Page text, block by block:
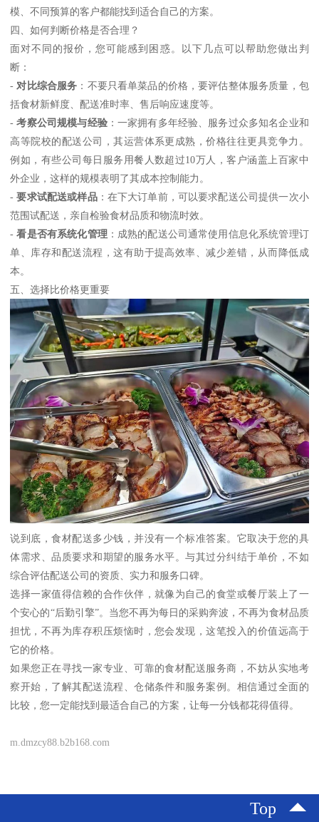
模、不同预算的客户都能找到适合自己的方案。
四、如何判断价格是否合理？
面对不同的报价，您可能感到困惑。以下几点可以帮助您做出判
断：
-对比综合服务 ：不要只看单菜品的价格，要评估整体服务质量，包
括食材新鲜度、配送准时率、售后响应速度等。
-考察公司规模与经验：一家拥有多年经验、服务过众多知名企业和
高等院校的配送公司，其运营体系更成熟，价格往往更具竞争力。
例如，有些公司每日服务用餐人数超过10万人，客户涵盖上百家中
外企业，这样的规模表明了其成本控制能力。
-要求试配送或样品：在下大订单前，可以要求配送公司提供一次小
范围试配送，亲自检验食材品质和物流时效。
-看是否有系统化管理：成熟的配送公司通常使用信息化系统管理订
单、库存和配送流程，这有助于提高效率、减少差错，从而降低成
本。
五、选择比价格更重要
说到底，食材配送多少钱，并没有一个标准答案。它取决于您的具
体需求、品质要求和期望的服务水平。与其过分纠结于单价，不如
综合评估配送公司的资质、实力和服务口碑。
选择一家值得信赖的合作伙伴，就像为自己的食堂或餐厅装上了一
个安心的“后勤引擎”。当您不再为每日的采购奔波，不再为食材品质
担忧，不再为库存积压烦恼时，您会发现，这笔投入的价值远高于
它的价格。
如果您正在寻找一家专业、可靠的食材配送服务商，不妨从实地考
察开始，了解其配送流程、仓储条件和服务案例。相信通过全面的
比较，您一定能找到最适合自己的方案，让每一分钱都花得值得。
m.dmzcy88.b2b168.com
Top